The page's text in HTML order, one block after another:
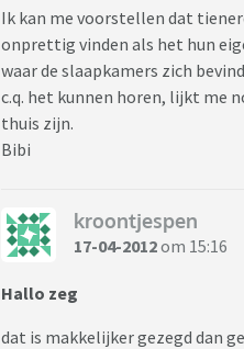
Ik kan me voorstellen dat
onprettig vinden als het hun
waar de slaapkamers zich
c.q. het kunnen horen, lijkt me
thuis zijn.
Bibi
kroontjespen
17-04-2012om 15:16
Hallo zeg
dat is makkelijker gezegd dan